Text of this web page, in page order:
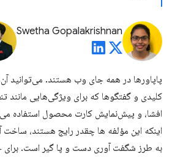
Swetha Gopalakrishnan
پاپاورها در همه جای وب هستند. می‌توانید
کلیدی و گفتگوها که برای ویژگی‌هایی
افشا، و پیش‌نمایش کارت محصول استفاده
اینکه این مؤلفه ها چقدر رایج هستند، ساخت
به طرز شگفت آوری دست و پا گیر است.